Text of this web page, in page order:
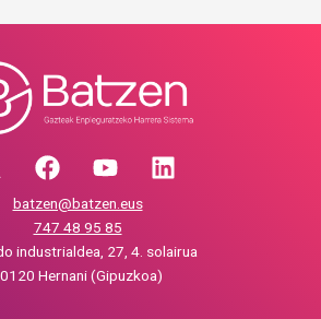
batzen@batzen.eus
747 48 95 85
industrialdea, 27, 4. solairua
Hernani (Gipuzkoa)